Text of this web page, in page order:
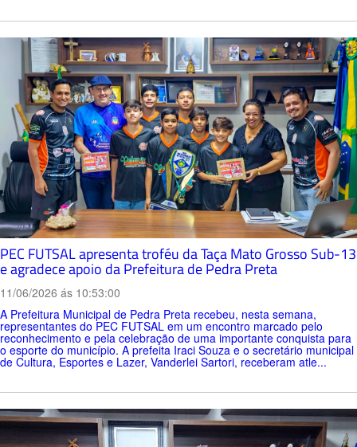
PEC FUTSAL apresenta troféu da Taça Mato Grosso Sub-13
e agradece apoio da Prefeitura de Pedra Preta
11/06/2026 ás 10:53:00
A Prefeitura Municipal de Pedra Preta recebeu, nesta semana,
representantes do PEC FUTSAL em um encontro marcado pelo
reconhecimento e pela celebração de uma importante conquista para
o esporte do município. A prefeita Iraci Souza e o secretário municipal
de Cultura, Esportes e Lazer, Vanderlei Sartori, receberam atle...